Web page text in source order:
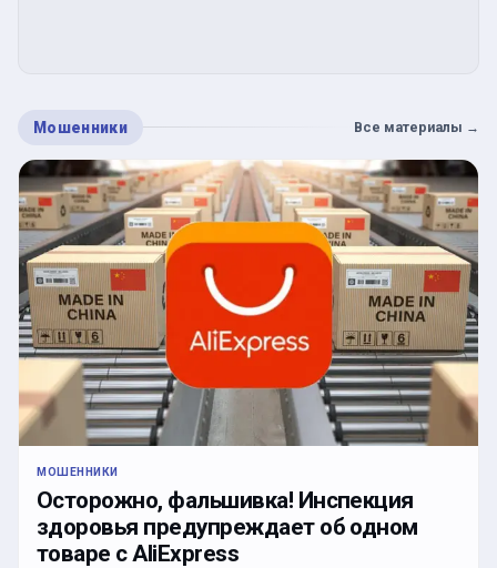
Мошенники Все материалы →
МОШЕННИКИ
Осторожно, фальшивка! Инспекция
здоровья предупреждает об одном
товаре с AliExpress